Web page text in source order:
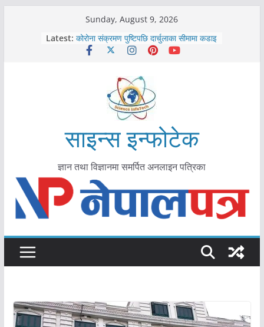
Sunday, August 9, 2026
Latest:
काभ्रेपलाञ्चोकमा आयुर्वेद स्वास्थ्योपचारतर्फ
आकर्षण बढ्दै
कोरोना संक्रमण पुष्टिपछि दार्चुलाका सीमामा कडाइ
मकवानपुरमा खोरेत रोग विरुद्धको खोप लगाउन
आयुर्वेद चिकित्सा प्रणालीको भूमिका महत्वपूर्ण छ :
साइन्स इन्फोटेक
ज्ञान तथा विज्ञानमा समर्पित अनलाइन पत्रिका